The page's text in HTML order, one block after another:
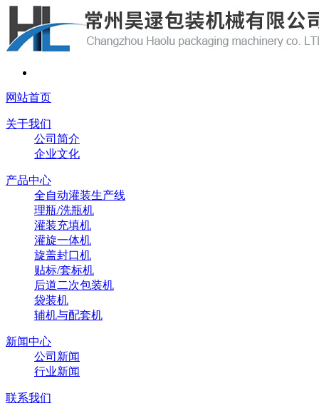
网站首页
关于我们
公司简介
企业文化
产品中心
全自动灌装生产线
理瓶/洗瓶机
灌装充填机
灌旋一体机
旋盖封口机
贴标/套标机
后道二次包装机
袋装机
辅机与配套机
新闻中心
公司新闻
行业新闻
联系我们